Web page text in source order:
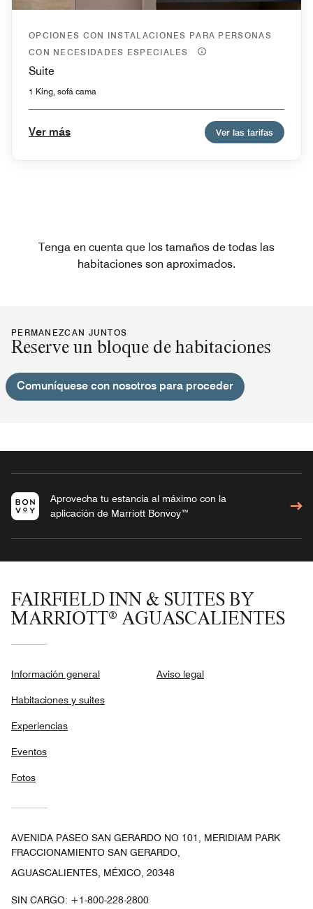
OPCIONES CON INSTALACIONES PARA PERSONAS
CON NECESIDADES ESPECIALES
Suite
1 King, sofá cama
Ver más Ver las tarifas
Tenga en cuenta que los tamaños de todas las
habitaciones son aproximados.
PERMANEZCAN JUNTOS
Reserve un bloque de habitaciones
Comuníquese con nosotros para proceder
Aprovecha tu estancia al máximo con la
aplicación de Marriott Bonvoy™
FAIRFIELD INN & SUITES BY
MARRIOTT® AGUASCALIENTES
Información general
Habitaciones y suites
Experiencias
Eventos
Fotos
Aviso legal
AVENIDA PASEO SAN GERARDO NO 101, MERIDIAM PARK
FRACCIONAMIENTO SAN GERARDO,
AGUASCALIENTES, MÉXICO, 20348
SIN CARGO: +1-800-228-2800